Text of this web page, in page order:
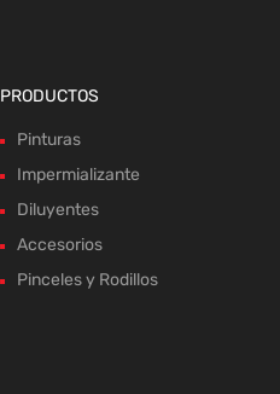
PRODUCTOS
Pinturas
Impermializante
Diluyentes
Accesorios
Pinceles y Rodillos